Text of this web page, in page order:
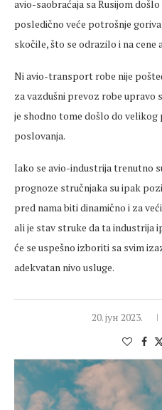
avio-saobraćaja sa Rusijom
posledično veće potrošnje
skočile, što se odrazilo i na cene
Ni avio-transport robe nije
za vazdušni prevoz robe upravo
je shodno tome došlo do velikog
poslovanja.
Iako se avio-industrija trenutno
prognoze stručnjaka su ipak
pred nama biti dinamično i za
ali je stav struke da ta industrija
će se uspešno izboriti sa svim
adekvatan nivo usluge.
20. јун 2023.